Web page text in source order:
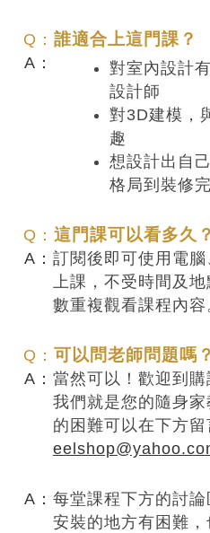
誰適合上這門課？
對室內設計
設計師
對3D建模，
趣
想設計出自
格局到裝修
這門課可以看多久？
訂閱後即可使用電
上課，不受時間及
數重複觀看課程內容
可以問老師問題嗎？
當然可以！歡迎到購
我們就是您的隨身
的困難可以在下方留
每堂課程下方的討
安裝的地方有困難